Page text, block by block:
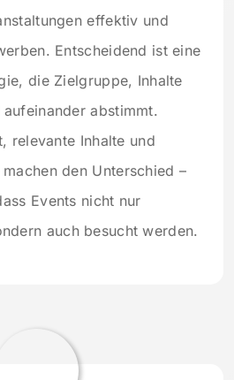
effektiv und
Entscheidend ist eine
die Zielgruppe, Inhalte
abstimmt.
relevante Inhalte und
den Unterschied –
Events nicht nur
auch besucht werden.